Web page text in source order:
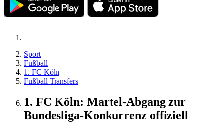
Sport
Fußball
1. FC Köln
Fußball Transfers
1. FC Köln: Martel-Abgang zur
Bundesliga-Konkurrenz offiziell